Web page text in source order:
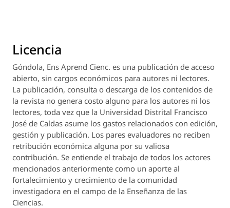
Licencia
Góndola, Ens Aprend Cienc. es una publicación de acceso
abierto, sin cargos económicos para autores ni lectores.
La publicación, consulta o descarga de los contenidos de
la revista no genera costo alguno para los autores ni los
lectores, toda vez que la Universidad Distrital Francisco
José de Caldas asume los gastos relacionados con edición,
gestión y publicación. Los pares evaluadores no reciben
retribución económica alguna por su valiosa
contribución. Se entiende el trabajo de todos los actores
mencionados anteriormente como un aporte al
fortalecimiento y crecimiento de la comunidad
investigadora en el campo de la Enseñanza de las
Ciencias.